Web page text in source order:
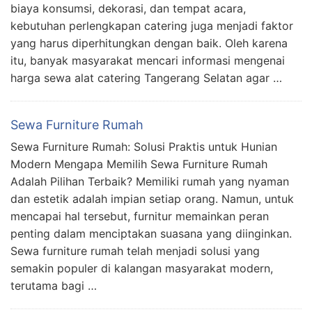
biaya konsumsi, dekorasi, dan tempat acara,
kebutuhan perlengkapan catering juga menjadi faktor
yang harus diperhitungkan dengan baik. Oleh karena
itu, banyak masyarakat mencari informasi mengenai
harga sewa alat catering Tangerang Selatan agar …
Sewa Furniture Rumah
Sewa Furniture Rumah: Solusi Praktis untuk Hunian
Modern Mengapa Memilih Sewa Furniture Rumah
Adalah Pilihan Terbaik? Memiliki rumah yang nyaman
dan estetik adalah impian setiap orang. Namun, untuk
mencapai hal tersebut, furnitur memainkan peran
penting dalam menciptakan suasana yang diinginkan.
Sewa furniture rumah telah menjadi solusi yang
semakin populer di kalangan masyarakat modern,
terutama bagi …